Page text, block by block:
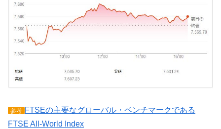
参考 FTSEの主要なグローバル・ベンチマークである
FTSE All-World Index